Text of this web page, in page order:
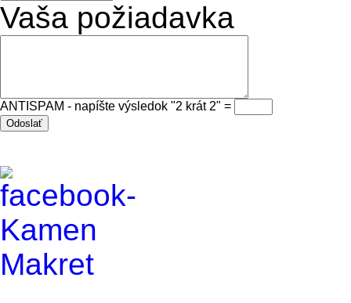
Vaša požiadavka
ANTISPAM - napíšte výsledok "2 krát 2" =